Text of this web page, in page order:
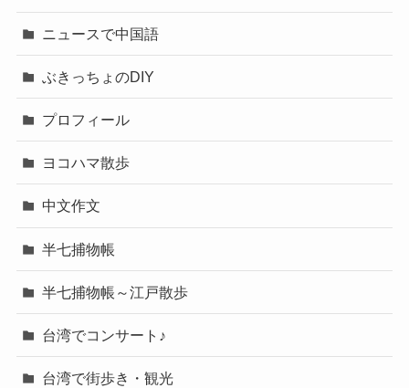
ニュースで中国語
ぶきっちょのDIY
プロフィール
ヨコハマ散歩
中文作文
半七捕物帳
半七捕物帳～江戸散歩
台湾でコンサート♪
台湾で街歩き・観光